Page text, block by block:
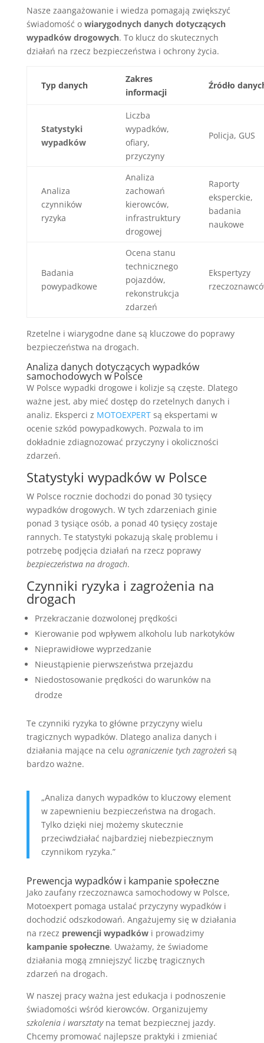
Nasze zaangażowanie i wiedza pomagają zwiększyć
świadomość o wiarygodnych danych dotyczących
wypadków drogowych. To klucz do skutecznych
działań na rzecz bezpieczeństwa i ochrony życia.
Typ danych
Zakres
informacji
Źródło
Statystyki
wypadków
Liczba
wypadków,
ofiary,
przyczyny
Policja, GUS
Analiza
czynników
ryzyka
Analiza
zachowań
kierowców,
infrastruktury
drogowej
Raporty
eksperckie,
badania
naukowe
Badania
powypadkowe
Ocena stanu
technicznego
pojazdów,
rekonstrukcja
zdarzeń
Ekspertyzy
Rzetelne i wiarygodne dane są kluczowe do poprawy
bezpieczeństwa na drogach.
Analiza danych dotyczących wypadków
samochodowych w Polsce
W Polsce wypadki drogowe i kolizje są częste. Dlatego
ważne jest, aby mieć dostęp do rzetelnych danych i
analiz. Eksperci z MOTOEXPERTsą ekspertami w
ocenie szkód powypadkowych. Pozwala to im
dokładnie zdiagnozować przyczyny i okoliczności
zdarzeń.
Statystyki wypadków w Polsce
W Polsce rocznie dochodzi do ponad 30 tysięcy
wypadków drogowych. W tych zdarzeniach ginie
ponad 3 tysiące osób, a ponad 40 tysięcy zostaje
rannych. Te statystyki pokazują skalę problemu i
potrzebę podjęcia działań na rzecz poprawy
bezpieczeństwa na drogach.
Czynniki ryzyka i zagrożenia na
drogach
Przekraczanie dozwolonej prędkości
Kierowanie pod wpływem alkoholu lub narkotyków
Nieprawidłowe wyprzedzanie
Nieustąpienie pierwszeństwa przejazdu
Niedostosowanie prędkości do warunków na
drodze
Te czynniki ryzyka to główne przyczyny wielu
tragicznych wypadków. Dlatego analiza danych i
działania mające na celu ograniczenie tych zagrożeńsą
bardzo ważne.
„Analiza danych wypadków to kluczowy element
w zapewnieniu bezpieczeństwa na drogach.
Tylko dzięki niej możemy skutecznie
przeciwdziałać najbardziej niebezpiecznym
czynnikom ryzyka.”
Prewencja wypadków i kampanie społeczne
Jako zaufany rzeczoznawca samochodowy w Polsce,
Motoexpert pomaga ustalać przyczyny wypadków i
dochodzić odszkodowań. Angażujemy się w działania
na rzecz prewencji wypadkówi prowadzimy
kampanie społeczne. Uważamy, że świadome
działania mogą zmniejszyć liczbę tragicznych
zdarzeń na drogach.
W naszej pracy ważna jest edukacja i podnoszenie
świadomości wśród kierowców. Organizujemy
szkolenia i warsztatyna temat bezpiecznej jazdy.
Chcemy promować najlepsze praktyki i zmieniać